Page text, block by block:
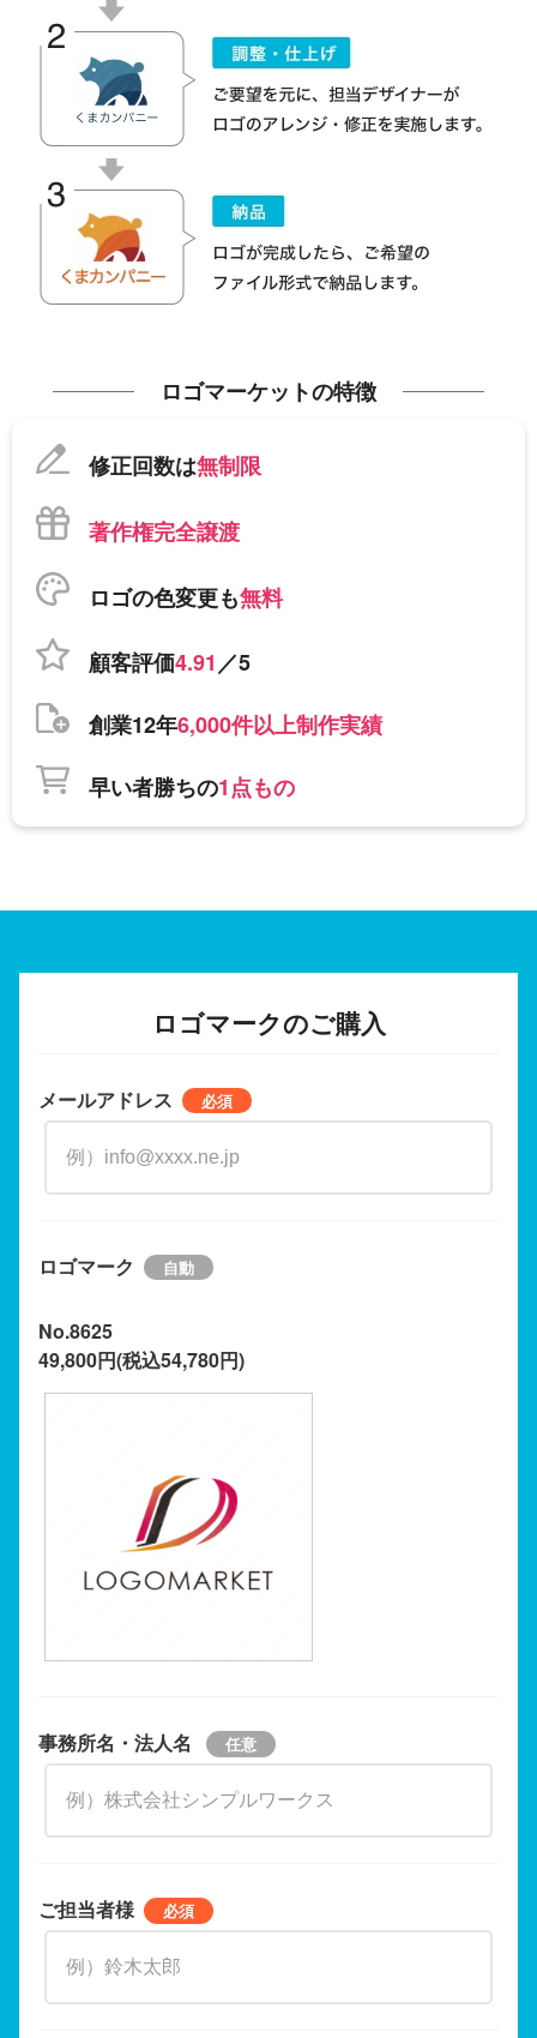
ロゴマーケットの特徴
修正回数は無制限
著作権完全譲渡
ロゴの色変更も無料
顧客評価4.91／5
創業12年6,000件以上制作実績
早い者勝ちの1点もの
ロゴマークのご購入
メールアドレス
ロゴマーク
No.8625
49,800円(税込54,780円)
事務所名・法人名
ご担当者様